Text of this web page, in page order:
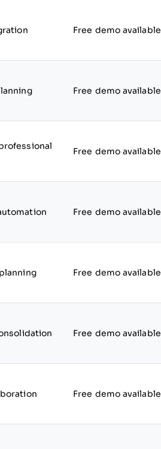
Free demo available
Free demo available
Free demo available
Free demo available
Free demo available
Free demo available
Free demo available